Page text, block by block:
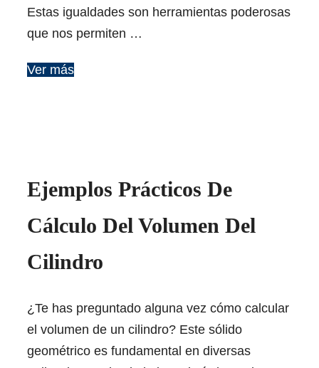
Estas igualdades son herramientas poderosas
que nos permiten …
Ver más
Ejemplos Prácticos De
Cálculo Del Volumen Del
Cilindro
¿Te has preguntado alguna vez cómo calcular
el volumen de un cilindro? Este sólido
geométrico es fundamental en diversas